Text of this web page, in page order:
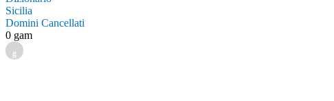
Sicilia
Domini Cancellati
0 gam
g